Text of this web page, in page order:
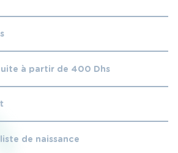
à partir de 400 Dhs
de naissance